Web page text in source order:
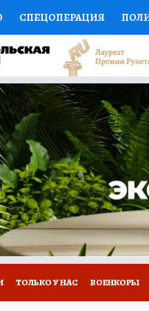
СПЕЦОПЕРАЦИЯ
НАУКА СПОРТ
ДОКТОР
ПРОГНОЗЫ НА СПОРТ
НЕДВИЖИМОСТЬ
ТЕСТЫ НОВОЕ
ТОЛЬКО У НАС ВОЕНКОРЫ